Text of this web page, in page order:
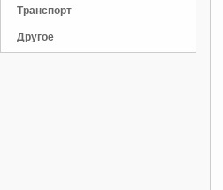
Транспорт
Другое